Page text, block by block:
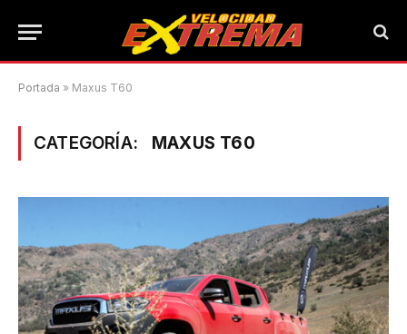
Portada » Maxus T60
CATEGORÍA: MAXUS T60